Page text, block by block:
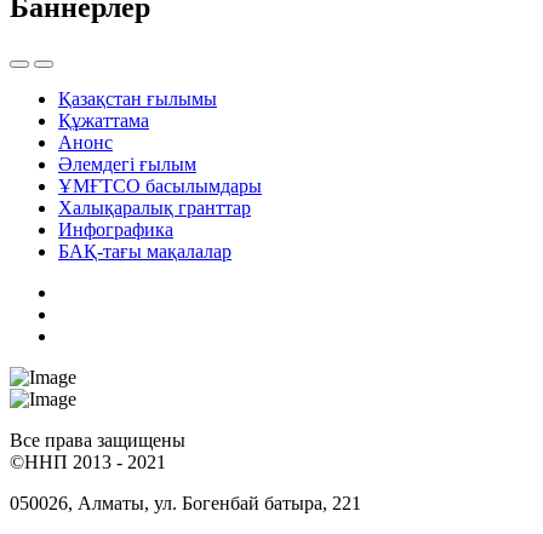
Баннерлер
Қазақстан ғылымы
Құжаттама
Анонс
Әлемдегі ғылым
ҰМҒТСО басылымдары
Халықаралық гранттар
Инфографика
БАҚ-тағы мақалалар
Все права защищены
©ННП 2013 - 2021
050026, Алматы, ул. Богенбай батыра, 221